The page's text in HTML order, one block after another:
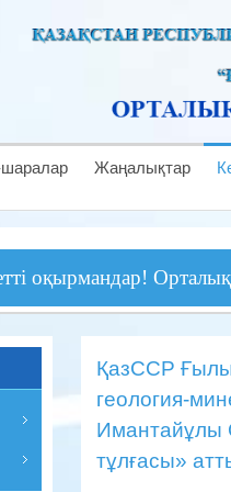
шаралар Жаңалықтар
Орталық
ҚазССР
геология-
Имантайұлы
тұлғасы»